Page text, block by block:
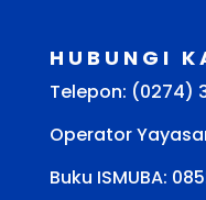
HUBUNGI
Telepon: (0274)
Operator
Buku ISMUBA: